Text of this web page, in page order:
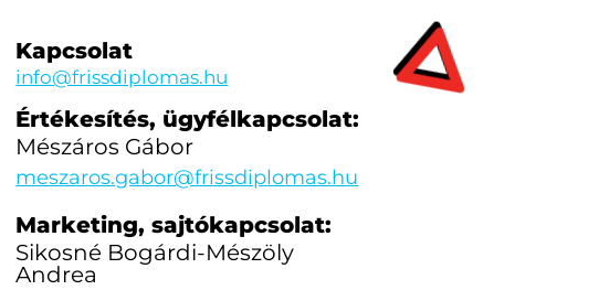
Kapcsolat
info@frissdiplomas.hu
Értékesítés, ügyfélkapcsolat:
Mészáros Gábor
meszaros.gabor@frissdiplomas.hu
Marketing, sajtókapcsolat:
Sikosné Bogárdi-Mészöly
Andrea